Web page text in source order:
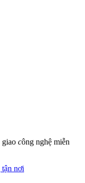
giao công nghệ miễn
nơi